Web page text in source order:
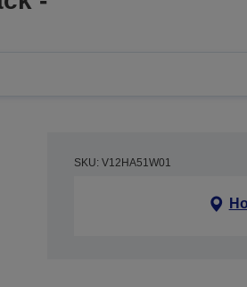
SKU: V12HA51W01